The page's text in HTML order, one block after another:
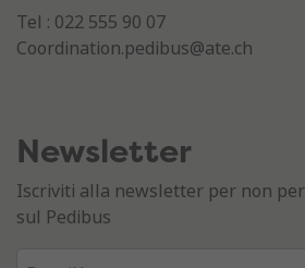
Tel : 022 555 90 07
Coordination.pedibus@ate.ch
Newsletter
Iscriviti alla newsletter per non
sul Pedibus